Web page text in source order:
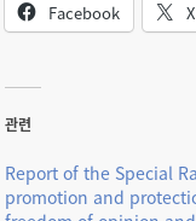
Facebook X
관련
Report of the Special
promotion and